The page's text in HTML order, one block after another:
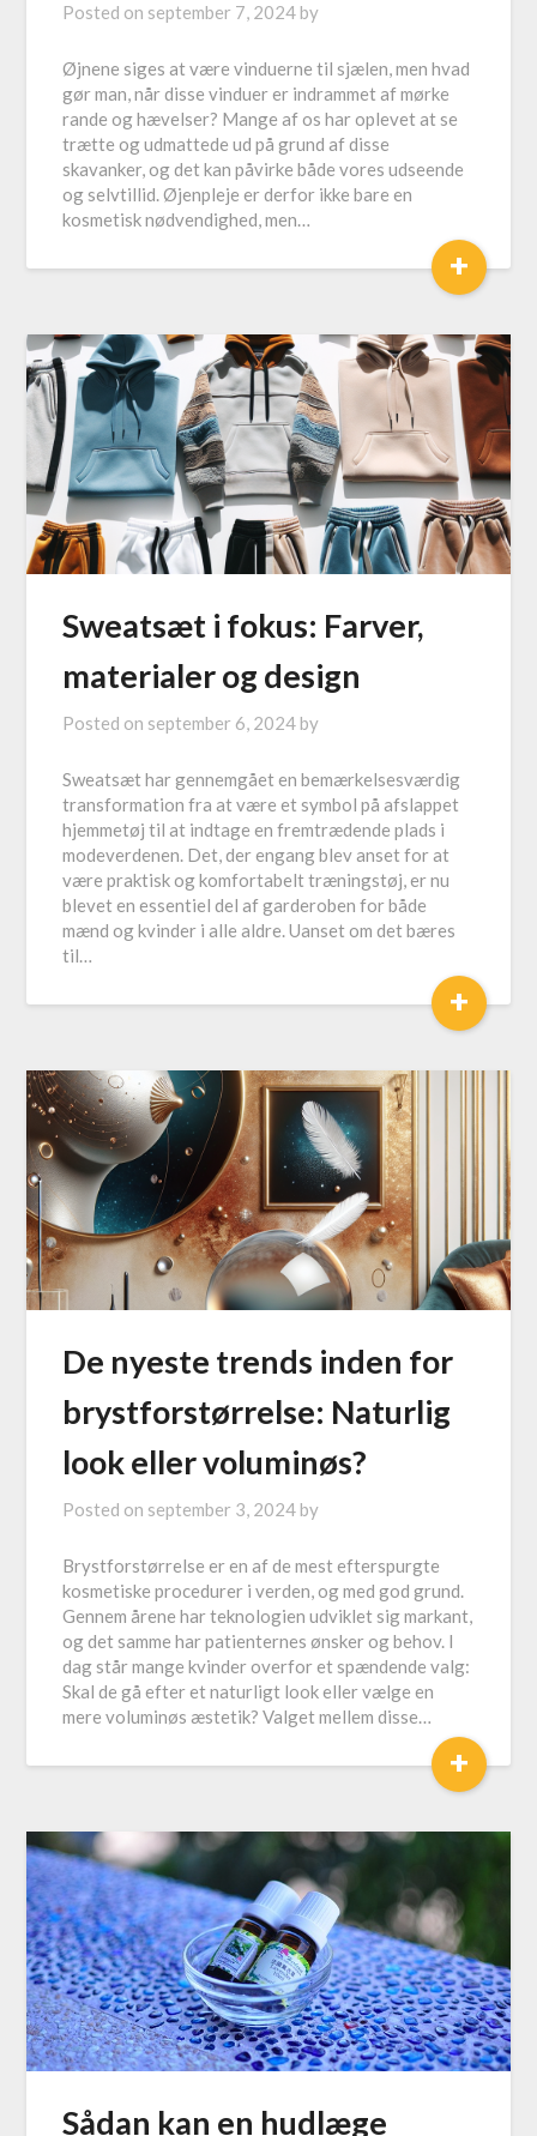
Posted on september 7, 2024 by
Øjnene siges at være vinduerne til sjælen, men hvad
gør man, når disse vinduer er indrammet af mørke
rande og hævelser? Mange af os har oplevet at se
trætte og udmattede ud på grund af disse
skavanker, og det kan påvirke både vores udseende
og selvtillid. Øjenpleje er derfor ikke bare en
kosmetisk nødvendighed, men…
+
Sweatsæt i fokus: Farver,
materialer og design
Posted on september 6, 2024 by
Sweatsæt har gennemgået en bemærkelsesværdig
transformation fra at være et symbol på afslappet
hjemmetøj til at indtage en fremtrædende plads i
modeverdenen. Det, der engang blev anset for at
være praktisk og komfortabelt træningstøj, er nu
blevet en essentiel del af garderoben for både
mænd og kvinder i alle aldre. Uanset om det bæres
til…
+
De nyeste trends inden for
brystforstørrelse: Naturlig
look eller voluminøs?
Posted on september 3, 2024 by
Brystforstørrelse er en af de mest efterspurgte
kosmetiske procedurer i verden, og med god grund.
Gennem årene har teknologien udviklet sig markant,
og det samme har patienternes ønsker og behov. I
dag står mange kvinder overfor et spændende valg:
Skal de gå efter et naturligt look eller vælge en
mere voluminøs æstetik? Valget mellem disse…
+
Sådan kan en hudlæge